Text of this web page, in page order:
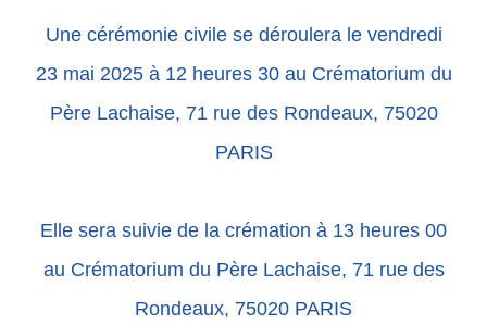
Une cérémonie civile se déroulera le vendredi
23 mai 2025 à 12 heures 30 au Crématorium du
Père Lachaise, 71 rue des Rondeaux, 75020
PARIS
Elle sera suivie de la crémation à 13 heures 00
au Crématorium du Père Lachaise, 71 rue des
Rondeaux, 75020 PARIS